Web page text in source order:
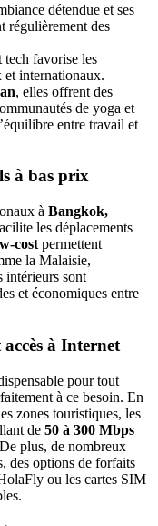
détendue et ses
régulièrement des
tech favorise les
et internationaux.
, elles offrent des
de yoga et
entre travail et
à bas prix
à Bangkok,
les déplacements
cost permettent
la Malaisie,
intérieurs sont
et économiques entre
à Internet
pour tout
à ce besoin. En
zones touristiques, les
de 50 à 300 Mbps
plus, de nombreux
des options de forfaits
ou les cartes SIM